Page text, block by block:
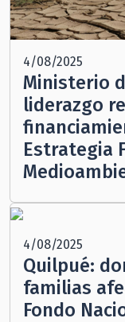
4/08/2025
Ministerio
liderazgo
Estrategia
4/08/2025
Quilpué:
familias
Fondo